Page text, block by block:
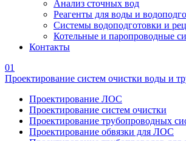
Анализ сточных вод
Реагенты для воды и
Системы водоподготовки и
Котельные и паропроводные
Контакты
01
Проектирование систем очистки воды и
Проектирование ЛОС
Проектирование систем очистки
Проектирование трубопроводных
Проектирование обвязки для ЛОС